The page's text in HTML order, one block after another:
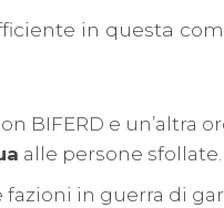
in questa
BIFERD e un’altra
alle persone sfollate.
fazioni in guerra di